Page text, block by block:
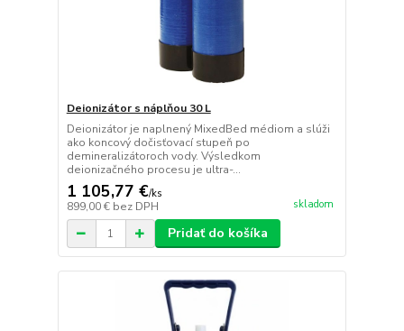
Deionizátor s náplňou 30 L
Deionizátor je naplnený MixedBed médiom a slúži
ako koncový dočisťovací stupeň po
demineralizátoroch vody. Výsledkom
deionizačného procesu je ultra-...
1 105,77 €/ks
899,00 € bez DPH skladom
Pridať do košíka